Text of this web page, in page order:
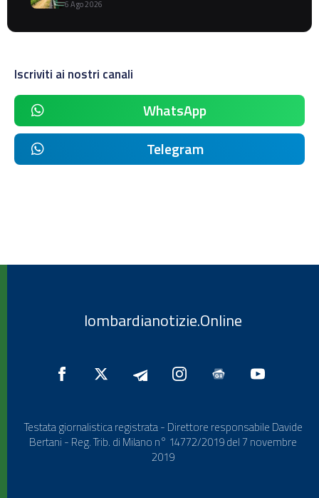
6 Ago 2026
Iscriviti ai nostri canali
WhatsApp
Telegram
lombardianotizie.Online
Testata giornalistica registrata - Direttore responsabile Davide
Bertani - Reg. Trib. di Milano n° 14772/2019 del 7 novembre
2019